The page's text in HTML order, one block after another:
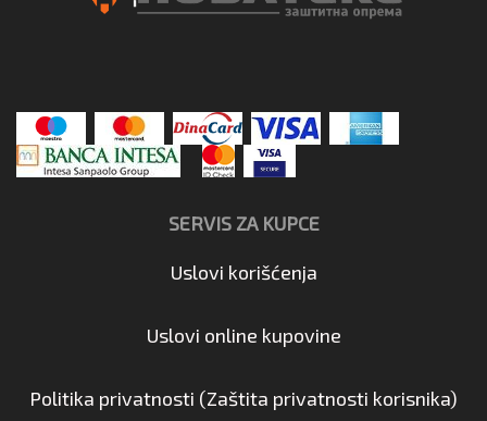
SERVIS ZA KUPCE
Uslovi korišćenja
Uslovi online kupovine
Politika privatnosti (Zaštita privatnosti korisnika)